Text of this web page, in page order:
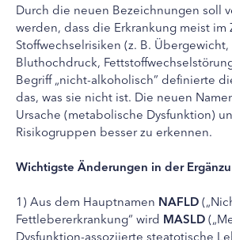
Durch die neuen Bezeichnungen soll
werden, dass die Erkrankung meist im
Stoffwechselrisiken (z. B.
Bluthochdruck,
Begriff „nicht-alkoholisch” definierte
das, was sie nicht ist. Die neuen
Ursache (metabolische Dysfunktion)
Risikogruppen besser zu erkennen.
Wichtigste Änderungen in der
1) Aus dem Hauptnamen NAFLD
Fettlebererkrankung“ wird MASLD
Dysfunktion-assoziierte steatotische